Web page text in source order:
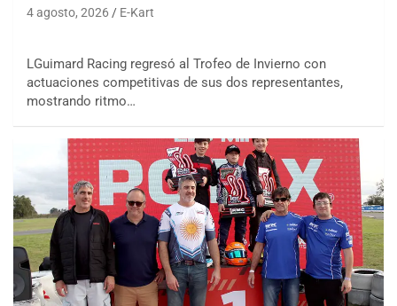
4 agosto, 2026 E-Kart
LGuimard Racing regresó al Trofeo de Invierno con
actuaciones competitivas de sus dos representantes,
mostrando ritmo…